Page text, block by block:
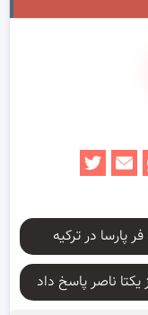
پارسا در ترکیه